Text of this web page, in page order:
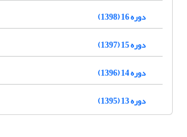
دوره 16 (1398)
دوره 15 (1397)
دوره 14 (1396)
دوره 13 (1395)